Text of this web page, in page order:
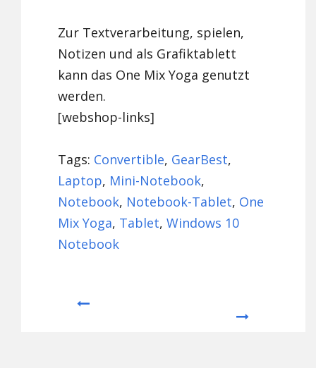
Zur Textverarbeitung, spielen,
Notizen und als Grafiktablett
kann das One Mix Yoga genutzt
werden.
[webshop-links]
Tags: Convertible, GearBest,
Laptop, Mini-Notebook,
Notebook, Notebook-Tablet, One
Mix Yoga, Tablet,Windows 10
Notebook